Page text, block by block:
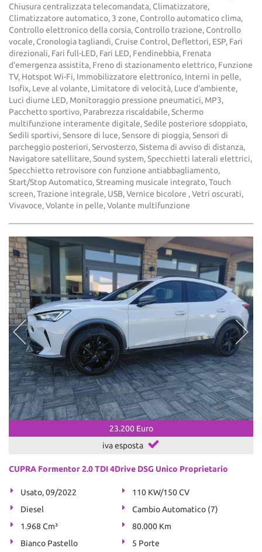
Chiusura centralizzata telecomandata, Climatizzatore,
Climatizzatore automatico, 3 zone, Controllo automatico clima,
Controllo elettronico della corsia, Controllo trazione, Controllo
vocale, Cronologia tagliandi, Cruise Control, Deflettori, ESP, Fari
direzionali, Fari full-LED, Fari LED, Fendinebbia, Frenata
d'emergenza assistita, Freno di stazionamento elettrico, Funzione
TV, Hotspot Wi-Fi, Immobilizzatore elettronico, Interni in pelle,
Isofix, Leve al volante, Limitatore di velocità, Luce d'ambiente,
Luci diurne LED, Monitoraggio pressione pneumatici, MP3,
Pacchetto sportivo, Parabrezza riscaldabile, Schermo
multifunzione interamente digitale, Sedile posteriore sdoppiato,
Sedili sportivi, Sensore di luce, Sensore di pioggia, Sensori di
parcheggio posteriori, Servosterzo, Sistema di avviso di distanza,
Navigatore satellitare, Sound system, Specchietti laterali elettrici,
Specchietto retrovisore con funzione antiabbagliamento,
Start/Stop Automatico, Streaming musicale integrato, Touch
screen, Trazione integrale, USB, Vernice bicolore , Vetri oscurati,
Vivavoce, Volante in pelle, Volante multifunzione
23.200 Euro
iva esposta
CUPRA Formentor 2.0 TDI 4Drive DSG Unico Proprietario
Usato, 09/2022
110 KW/150 CV
Diesel
Cambio Automatico (7)
1.968 Cm³
80.000 Km
Bianco Pastello
5 Porte